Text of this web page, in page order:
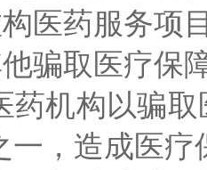
药服务项
取医疗保障
构以骗取
一，造成医